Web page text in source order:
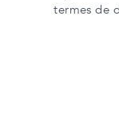
termes de